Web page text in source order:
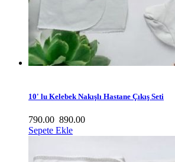
10' lu Kelebek Nakışlı Hastane Çıkış Seti
790.00 890.00
Sepete Ekle